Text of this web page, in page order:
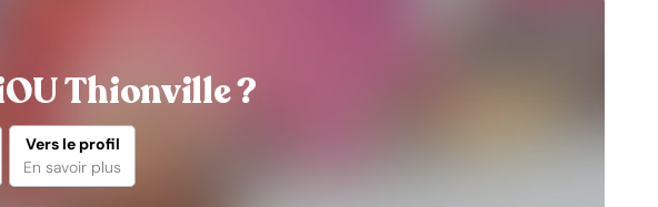
Thionville ?
Vers le profil
En savoir plus